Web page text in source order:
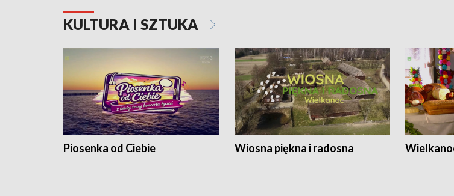
KULTURA I SZTUKA
Piosenka od Ciebie Wiosna piękna i radosna